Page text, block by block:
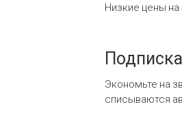
Низкие цены
Экономьте на
списываются